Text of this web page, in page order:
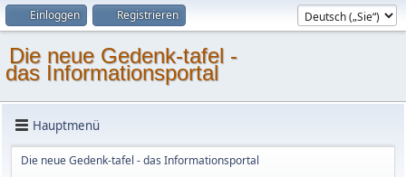
Einloggen Registrieren
Die neue Gedenk-tafel -
das Informationsportal
Hauptmenü
Die neue Gedenk-tafel - das Informationsportal